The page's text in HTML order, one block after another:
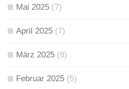
Mai 2025 (7)
April 2025 (7)
März 2025 (8)
Februar 2025 (5)